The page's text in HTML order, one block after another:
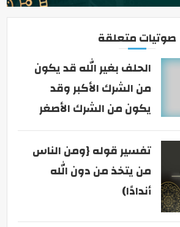
صوتيات متعلقة
الحلف بغير الله قد يكون
من الشرك الأكبر وقد
يكون من الشرك الأصغر
تفسير قوله {ومن الناس
من يتخذ من دون الله
أندادًا)